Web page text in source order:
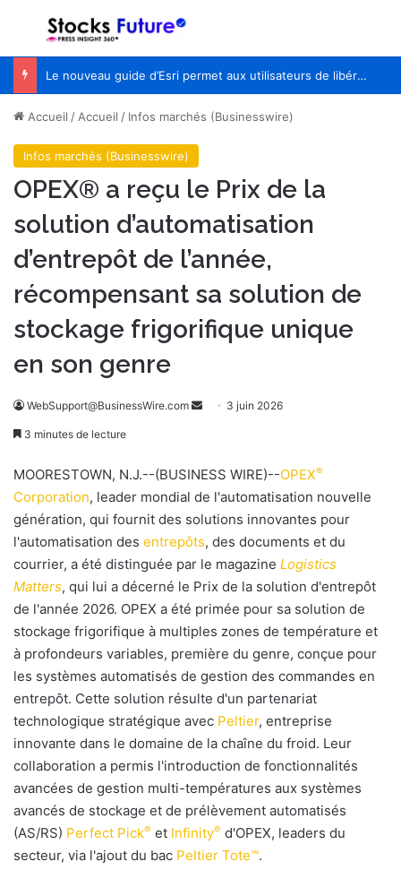
Menu
Le nouveau guide d’Esri permet aux utilisateurs de libérer le potentiel de l’IA avec le pouvoir de la géographie
Accueil /Accueil / Infos marchés (Businesswire)
Infos marchés (Businesswire)
OPEX® a reçu le Prix de la
solution d’automatisation
d’entrepôt de l’année,
récompensant sa solution de
stockage frigorifique unique
en son genre
WebSupport@BusinessWire.com
o
y
e
u
r
i
e
3 juin 2026
3 minutes de lecture
MOORESTOWN, N.J.--(BUSINESS WIRE)--OPEX®
Corporation, leader mondial de l'automatisation nouvelle
génération, qui fournit des solutions innovantes pour
l'automatisation des entrepôts, des documents et du
courrier, a été distinguée par le magazine Logistics
Matters, qui lui a décerné le Prix de la solution d'entrepôt
de l'année 2026. OPEX a été primée pour sa solution de
stockage frigorifique à multiples zones de température et
à profondeurs variables, première du genre, conçue pour
les systèmes automatisés de gestion des commandes en
entrepôt. Cette solution résulte d'un partenariat
technologique stratégique avec Peltier, entreprise
innovante dans le domaine de la chaîne du froid. Leur
collaboration a permis l'introduction de fonctionnalités
avancées de gestion multi-températures aux systèmes
avancés de stockage et de prélèvement automatisés
(AS/RS) Perfect Pick® et Infinity® d'OPEX, leaders du
secteur, via l'ajout du bac Peltier Tote™.